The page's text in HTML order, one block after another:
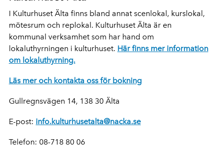
I Kulturhuset Älta finns bland annat scenlokal, kurslokal,
mötesrum och replokal. Kulturhuset Älta är en
kommunal verksamhet som har hand om
lokaluthyrningen i kulturhuset. Här finns mer information
om lokaluthyrning.
Läs mer och kontakta oss för bokning
Gullregnsvägen 14, 138 30 Älta
E-post: info.kulturhusetalta@nacka.se
Telefon: 08-718 80 06